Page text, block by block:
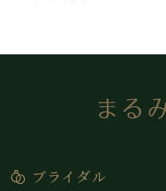
ブライダル